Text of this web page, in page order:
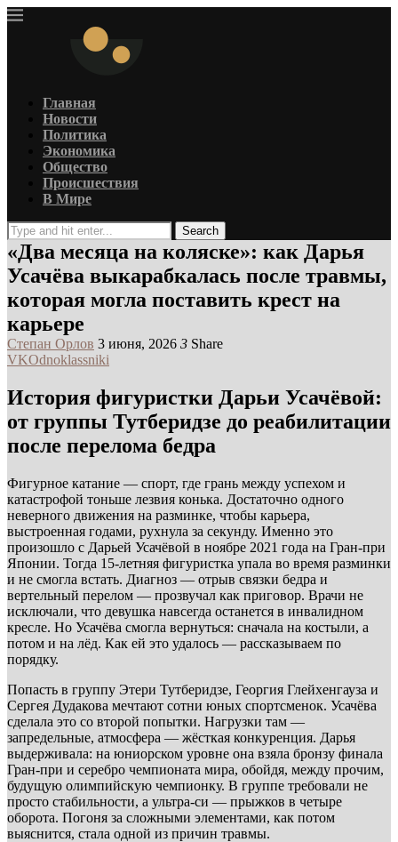
Главная
Новости
Политика
Экономика
Общество
Происшествия
В Мире
Search
«Два месяца на коляске»: как Дарья
Усачёва выкарабкалась после травмы,
которая могла поставить крест на
карьере
Степан Орлов 3 июня, 2026 3 Share
VKOdnoklassniki
История фигуристки Дарьи Усачёвой:
от группы Тутберидзе до реабилитации
после перелома бедра
Фигурное катание — спорт, где грань между успехом и
катастрофой тоньше лезвия конька. Достаточно одного
неверного движения на разминке, чтобы карьера,
выстроенная годами, рухнула за секунду. Именно это
произошло с Дарьей Усачёвой в ноябре 2021 года на Гран-при
Японии. Тогда 15-летняя фигуристка упала во время разминки
и не смогла встать. Диагноз — отрыв связки бедра и
вертельный перелом — прозвучал как приговор. Врачи не
исключали, что девушка навсегда останется в инвалидном
кресле. Но Усачёва смогла вернуться: сначала на костыли, а
потом и на лёд. Как ей это удалось — рассказываем по
порядку.
Попасть в группу Этери Тутберидзе, Георгия Глейхенгауза и
Сергея Дудакова мечтают сотни юных спортсменок. Усачёва
сделала это со второй попытки. Нагрузки там —
запредельные, атмосфера — жёсткая конкуренция. Дарья
выдерживала: на юниорском уровне она взяла бронзу финала
Гран-при и серебро чемпионата мира, обойдя, между прочим,
будущую олимпийскую чемпионку. В группе требовали не
просто стабильности, а ультра-си — прыжков в четыре
оборота. Погоня за сложными элементами, как потом
выяснится, стала одной из причин травмы.